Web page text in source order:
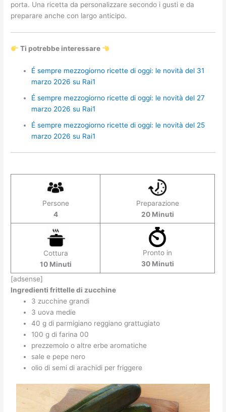
porta. Una ricetta da personalizzare secondo i gusti e da
preparare anche con largo anticipo.
Ti potrebbe interessare
É sempre mezzogiorno ricette di oggi: le novità del 31
marzo 2026 su Rai1
É sempre mezzogiorno ricette di oggi: le novità del 27
marzo 2026 su Rai1
É sempre mezzogiorno ricette di oggi: le novità del 25
marzo 2026 su Rai1
Persone
4
Preparazione
20 Minuti
Cottura
10 Minuti
Pronto in
30 Minuti
[adsense]
Ingredienti frittelle di zucchine
3 zucchine grandi
3 uova medie
40 g di parmigiano reggiano grattugiato
100 g di farina 00
prezzemolo o altre erbe aromatiche
sale e pepe nero
olio di semi di arachidi per friggere